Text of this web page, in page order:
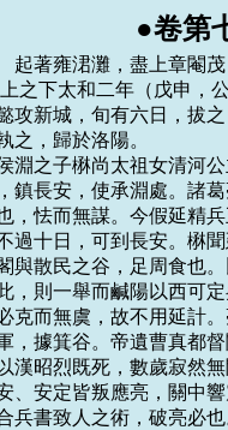
●卷第
起著雍涒灘，盡上章閹茂
上之下太和二年（戊申，
懿攻新城，旬有六日，拔
之，歸於洛陽。
侯淵之子楙尚太祖女清河
鎮長安，使承淵處。諸
，怯而無謀。今假延精
過十日，可到長安。楙
與散民之谷，足周食也
，則一舉而鹹陽以西可
克而無虞，故不用延計
，據箕谷。帝遺曹真都
漢昭烈既死，數歲寂然
、安定皆叛應亮，關中
兵書致人之術，破亮必